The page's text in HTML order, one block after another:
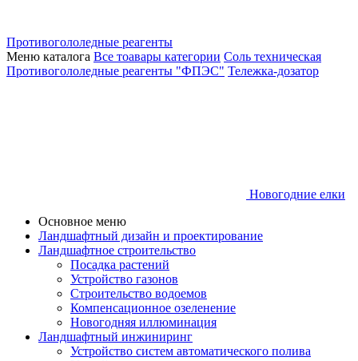
Противогололедные реагенты
Меню каталога Все тоавары категории Соль техническая
Противогололедные реагенты "ФПЭС" Тележка-дозатор
Новогодние елки
Основное меню
Ландшафтный дизайн и проектирование
Ландшафтное строительство
Посадка растений
Устройство газонов
Строительство водоемов
Компенсационное озеленение
Новогодняя иллюминация
Ландшафтный инжиниринг
Устройство систем автоматического полива